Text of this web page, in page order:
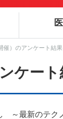
）のアンケート結果
ケート
～最新のテク